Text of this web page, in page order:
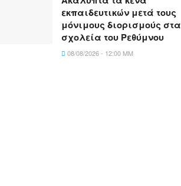
εκπαιδευτικών μετά τους
μόνιμους διορισμούς στα
σχολεία του Ρεθύμνου
08/08/2026 - 12:00 ΜΜ